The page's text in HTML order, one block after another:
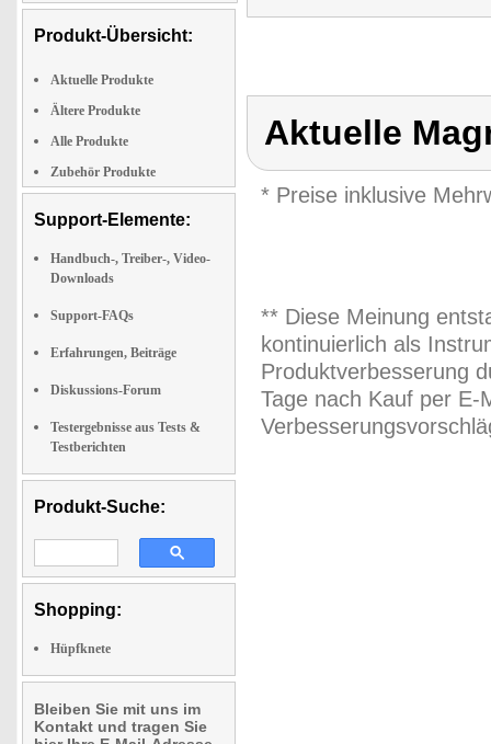
Produkt-Übersicht:
Aktuelle Produkte
Ältere Produkte
Alle Produkte
Zubehör Produkte
Support-Elemente:
Handbuch-, Treiber-, Video-
Downloads
Support-FAQs
Erfahrungen, Beiträge
Diskussions-Forum
Testergebnisse aus Tests &
Testberichten
Produkt-Suche:
Shopping:
Hüpfknete
Bleiben Sie mit uns im
Kontakt und tragen Sie
Aktuelle
* Preise inklusive
** Diese Meinung
kontinuierlich als
Produktverbesserung
Tage nach Kauf per E-